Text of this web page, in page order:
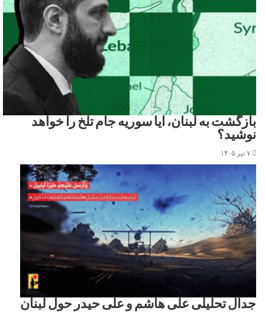
بازگشت به لبنان، آیا سوریه جام تلخ را خواهد
نوشید؟
۷ تیر ۱۴۰۵
جدال تحلیلی علی هاشم و علی حیدر حول لبنان